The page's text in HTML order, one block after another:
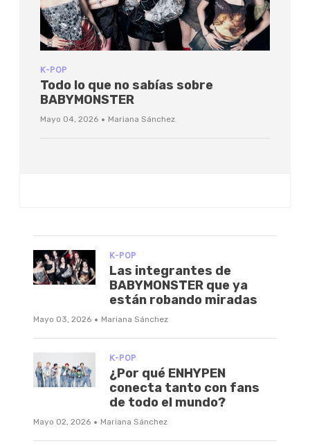
K-POP
Todo lo que no sabías sobre
BABYMONSTER
Mayo 04, 2026 · Mariana Sánchez
K-POP
Las integrantes de
BABYMONSTER que ya
están robando miradas
Mayo 03, 2026 · Mariana Sánchez
K-POP
¿Por qué ENHYPEN
conecta tanto con fans
de todo el mundo?
Mayo 02, 2026 · Mariana Sánchez